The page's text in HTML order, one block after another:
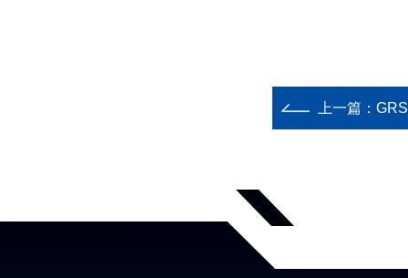
上一篇：